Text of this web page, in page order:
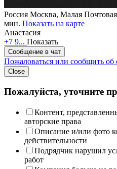
Россия Москва, Малая Почтовая
мин. Показать на карте
Анастасия
+7 9... Показать
Сообщение в чат
Пожаловаться или сообщить об
Close
Пожалуйста, уточните
Контент,
авторские права
Описание и/или фото
действительности
Подрядчик нарушил
работ